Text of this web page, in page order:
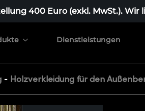
400 Euro (exkl. MwSt.). Wir
Dienstleistungen
- Holzverkleidung für den